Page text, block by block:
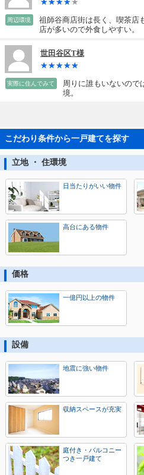
周辺環境
祖師谷商店街は長く、喫茶店
店が多いので外食しやすい。
世田谷区T様
実際に住んでみて
周りに誰もいないので
境。
こだわり条件から一戸建てを探す
立地 ・ 住環境
日当たりがいい物件
高台にある物件
価格
一億円以上の物件
設備
地震に強い物件
収納スペースが充実
庭付き・バルコニー
つき一戸建て